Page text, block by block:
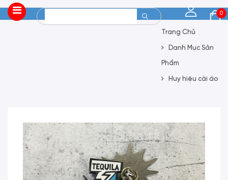
0
Trang Chủ
Danh Mục Sản
Phẩm
Huy hiệu cài áo